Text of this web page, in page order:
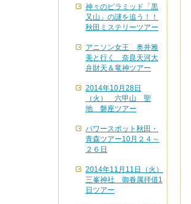
神々のピラミッド「黒
又山」の謎を追う！！
秋田ミステリーツアー
アニソン女王 奥井雅
美と行く 奈良天河大
弁財天＆竜神ツアー
2014年10月28日
（火） 六甲山 聖
地 磐座ツアー
パワースポット秋田・
青森ツアー10月２４～
２６日
2014年11月11日（火）
三峯神社 御眷属拝借1
日ツアー